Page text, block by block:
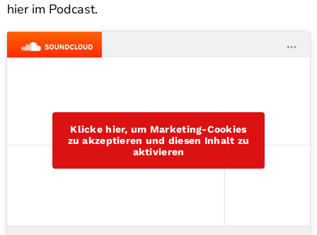
hier im Podcast.
Klicke hier, um Marketing-Cookies
zu akzeptieren und diesen Inhalt zu
aktivieren